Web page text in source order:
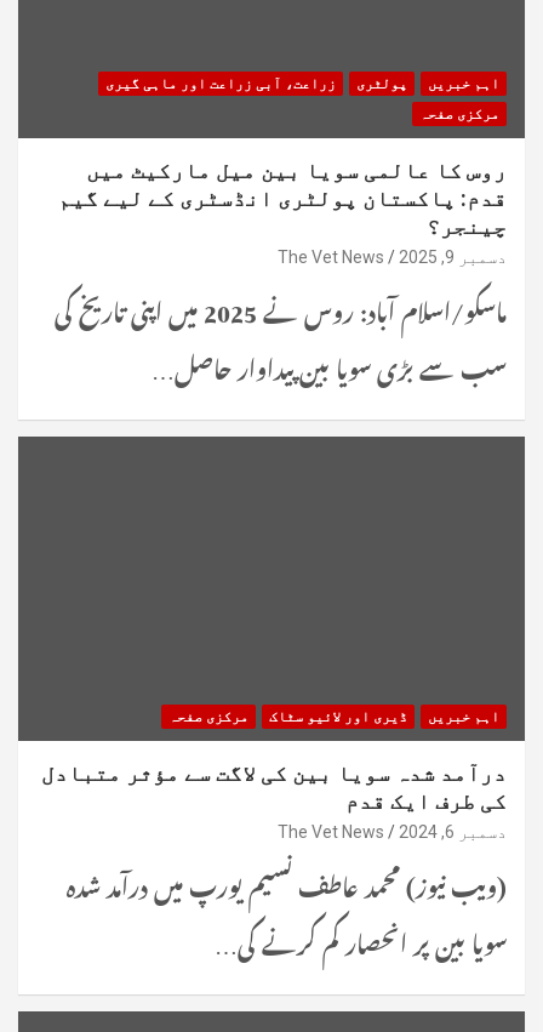
اہم خبریں پولٹری
زراعت، آبی زراعت اور ماہی گیری
مرکزی صفحہ
روس کا عالمی سویا بین میل مارکیٹ میں
قدم: پاکستان پولٹری انڈسٹری کے لیے گیم
چینجر؟
دسمبر 9, 2025 The Vet News
ماسکو/اسلام آباد: روس نے 2025 میں اپنی تاریخ کی
سب سے بڑی سویا بین پیداوار حاصل…
اہم خبریں ڈیری اور لائیو سٹاک مرکزی صفحہ
درآمد شدہ سویا بین کی لاگت سے مؤثر متبادل
کی طرف ایک قدم
دسمبر 6, 2024 The Vet News
(ویب نیوز) محمد عاطف نسیم یورپ میں درآمد شدہ
سویا بین پر انحصار کم کرنے کی…